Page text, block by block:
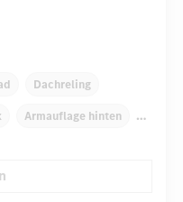
Dachreling
Armauflage hinten